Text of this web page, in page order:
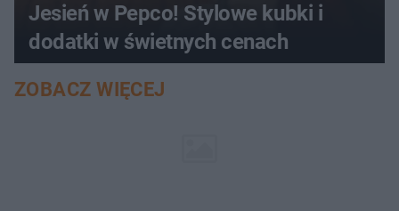
Jesień w Pepco! Stylowe kubki i
dodatki w świetnych cenach
ZOBACZ WIĘCEJ